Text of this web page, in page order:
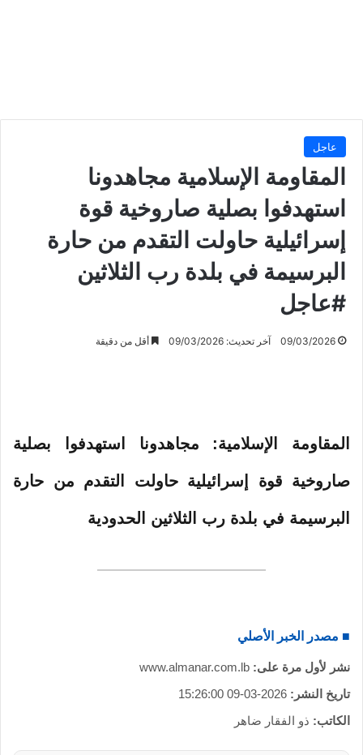
عاجل
المقاومة الإسلامية مجاهدونا
استهدفوا بصلية صاروخية قوة
إسرائيلية حاولت التقدم من حارة
البرسيمة في بلدة رب الثلاثين
#عاجل
09/03/2026 آخر تحديث: 09/03/2026 أقل من دقيقة
المقاومة الإسلامية: مجاهدونا استهدفوا بصلية
صاروخية قوة إسرائيلية حاولت التقدم من حارة
البرسيمة في بلدة رب الثلاثين الحدودية
■ مصدر الخبر الأصلي
نشر لأول مرة على: www.almanar.com.lb
تاريخ النشر: 2026-03-09 15:26:00
الكاتب: ذو الفقار ضاهر